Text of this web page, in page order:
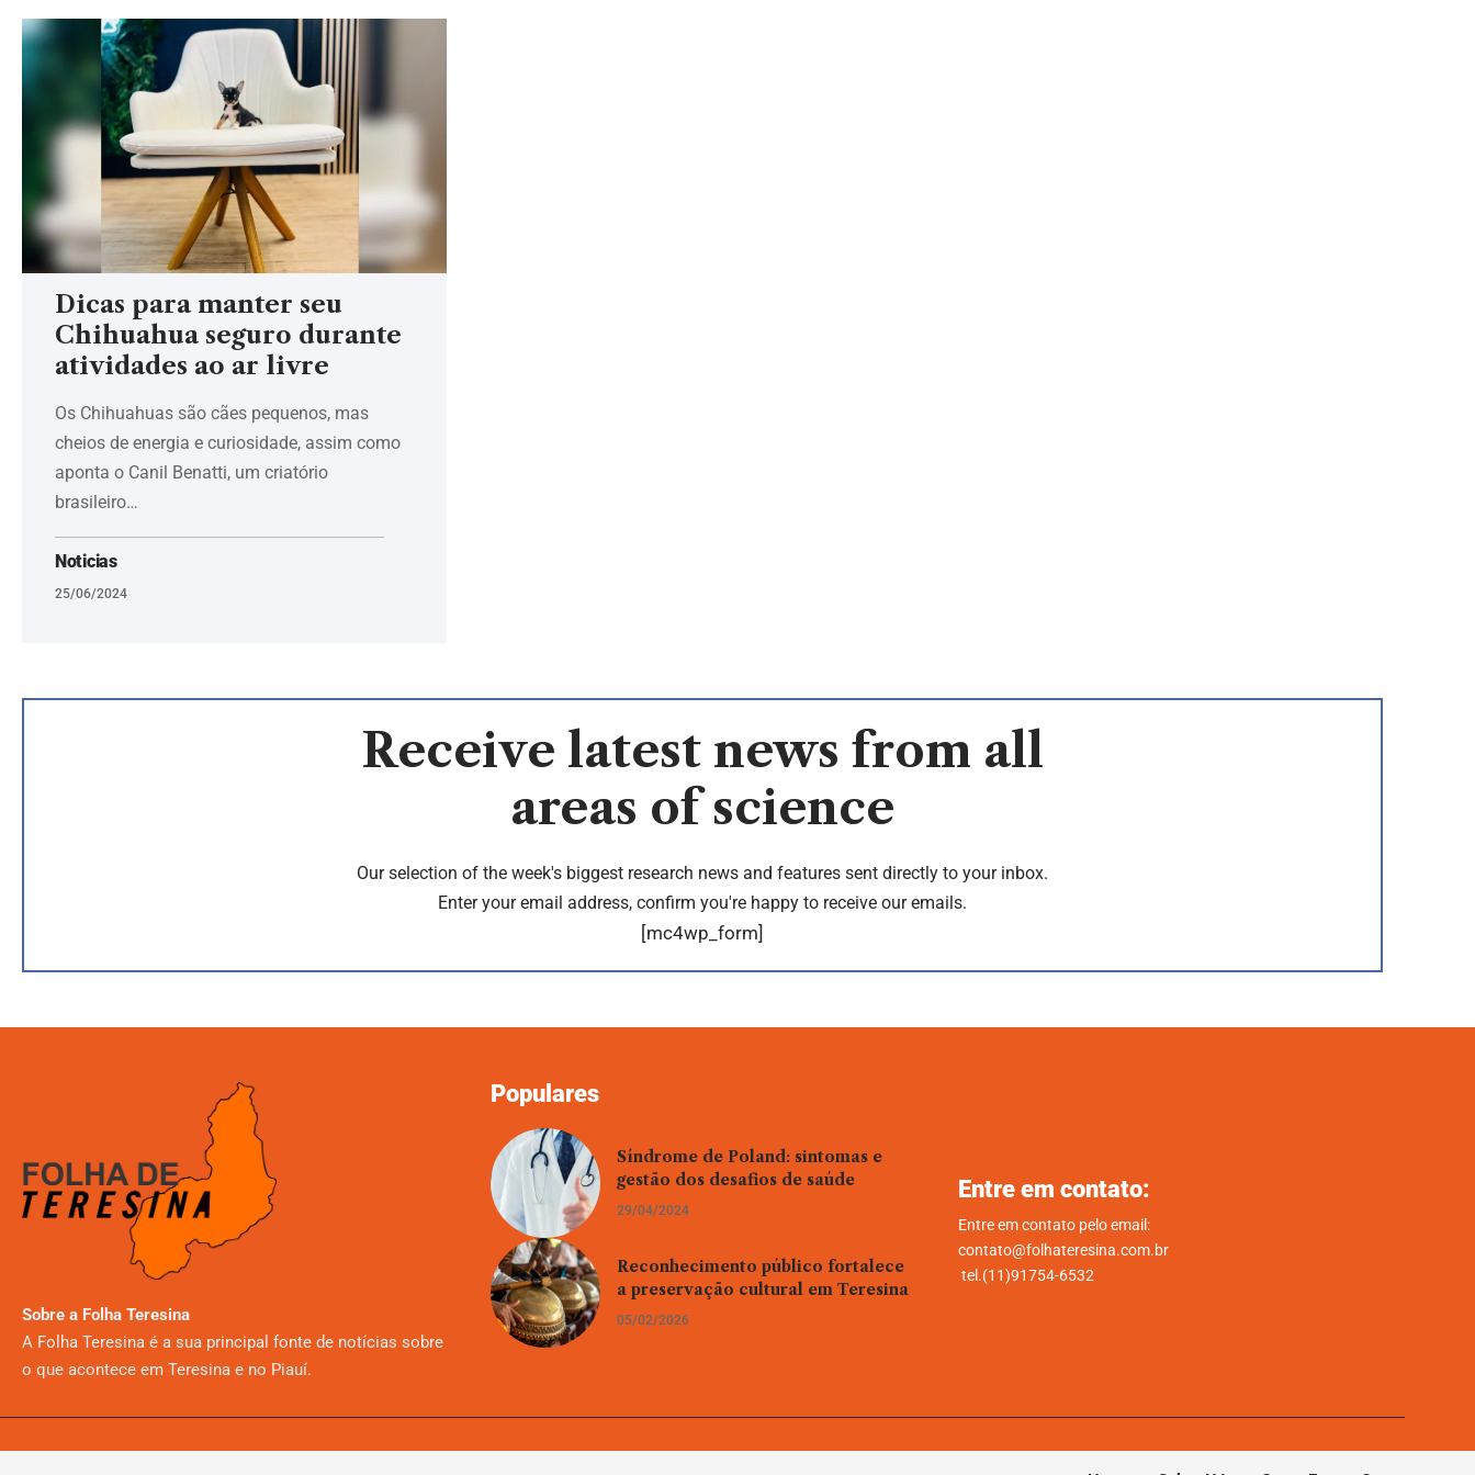
Dicas para manter seu
Chihuahua seguro durante
atividades ao ar livre
Os Chihuahuas são cães pequenos, mas
cheios de energia e curiosidade, assim como
aponta o Canil Benatti, um criatório
brasileiro…
Noticias
25/06/2024
Receive latest news from all
areas of science
Our selection of the week's biggest research news and features sent directly to your inbox.
Enter your email address, confirm you're happy to receive our emails.
[mc4wp_form]
Sobre a Folha Teresina
A Folha Teresina é a sua principal fonte de notícias sobre
o que acontece em Teresina e no Piauí.
Populares
Síndrome de Poland: sintomas e
gestão dos desafios de saúde
29/04/2024
Reconhecimento público fortalece
a preservação cultural em Teresina
05/02/2026
Entre em contato:
Entre em contato pelo email:
contato@folhateresina.com.br
tel.(11)91754-6532